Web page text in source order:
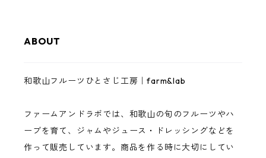
レモン
南高梅
まりひめいちご
ゼリー・スムージーゼリー
ジュース
調味料（ドレッシング・バジルソース）
3,000円以下
5,000円以下
10,000円以下
ABOUT
和歌山フルーツひとさじ工房｜farm&lab
ファームアンドラボでは、和歌山の旬のフルーツやハ
ーブを育て、ジャムやジュース・ドレッシングなどを
作って販売しています。商品を作る時に大切にしてい